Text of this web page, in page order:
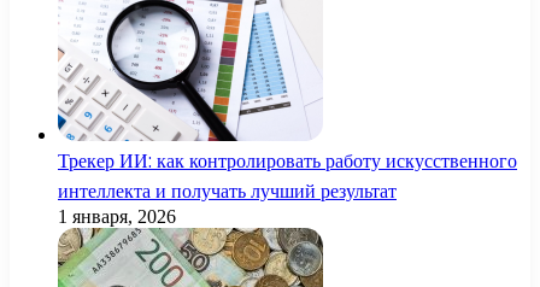
Трекер ИИ: как контролировать работу искусственного
интеллекта и получать лучший результат
1 января, 2026